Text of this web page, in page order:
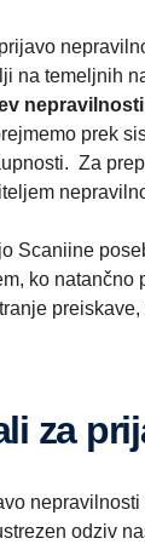
na temeljnih
prek
Za
Scaniine
ko
za
odziv